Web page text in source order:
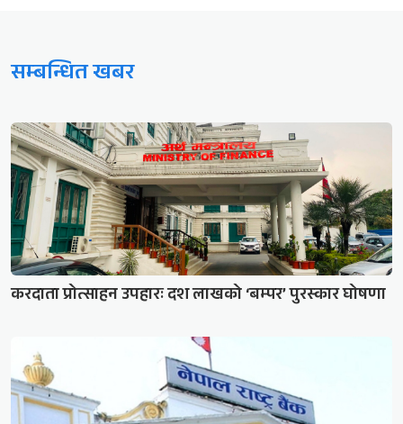
सम्बन्धित खबर
करदाता प्रोत्साहन उपहारः दश लाखको ‘बम्पर’ पुरस्कार घोषणा